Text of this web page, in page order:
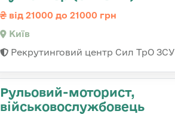
від 21000 до 21000 грн
Київ
Рекрутинговий центр Сил ТрО ЗСУ
Рульовий-мотоpист,
військовослужбовець